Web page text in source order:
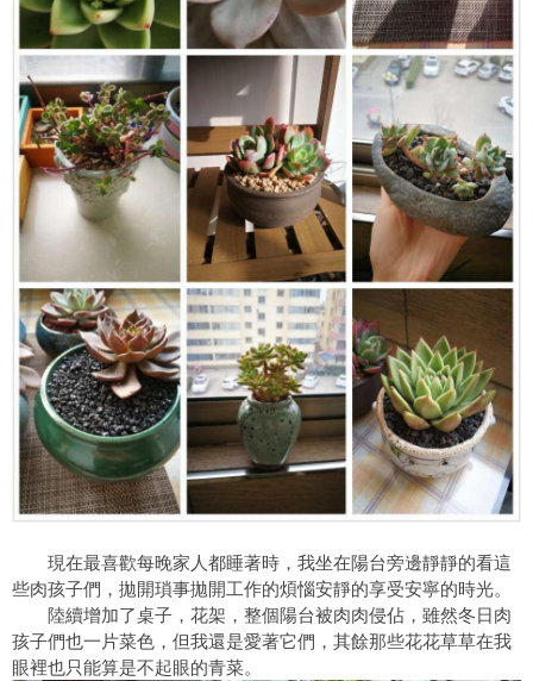
現在最喜歡每晚家人都睡著時，我坐在陽台旁邊靜靜的看這
些肉孩子們，拋開瑣事拋開工作的煩惱安靜的享受安寧的時光。
陸續增加了桌子，花架，整個陽台被肉肉侵佔，雖然冬日肉
孩子們也一片菜色，但我還是愛著它們，其餘那些花花草草在我
眼裡也只能算是不起眼的青菜。